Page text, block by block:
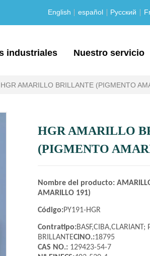
English español Русский
industriales Nuestro servicio
HGR AMARILLO BRILLANTE (PIGMENTO
HGR AMARILLO
(PIGMENTO